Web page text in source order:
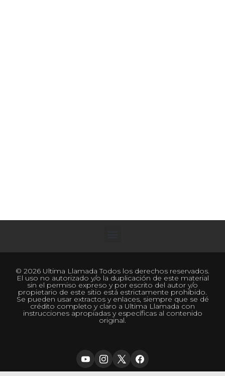
© 2026 Ultima Llamada Todos los derechos reservados.
El uso no autorizado y/o la duplicación de este material
sin el permiso expreso y por escrito del autor y/o
propietario de este sitio está estrictamente prohibido.
Se pueden usar extractos y enlaces, siempre que se dé
crédito completo y claro a Ultima Llamada con
instrucciones apropiadas y específicas al contenido
original.